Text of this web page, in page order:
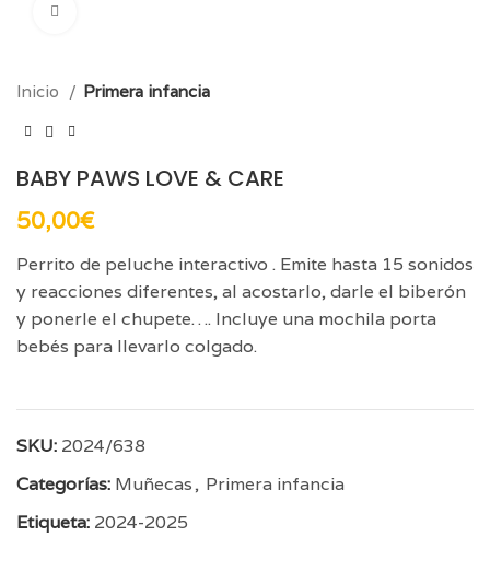
Inicio Primera infancia
BABY PAWS LOVE & CARE
50,00€
Perrito de peluche interactivo . Emite hasta 15 sonidos
y reacciones diferentes, al acostarlo, darle el biberón
y ponerle el chupete…. Incluye una mochila porta
bebés para llevarlo colgado.
SKU: 2024/638
Categorías: Muñecas, Primera infancia
Etiqueta: 2024-2025